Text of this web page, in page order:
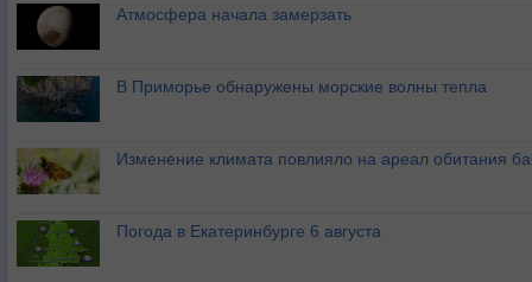
Атмосфера начала замерзать
В Приморье обнаружены морские волны тепла
Изменение климата повлияло на ареал обитания
Погода в Екатеринбурге 6 августа